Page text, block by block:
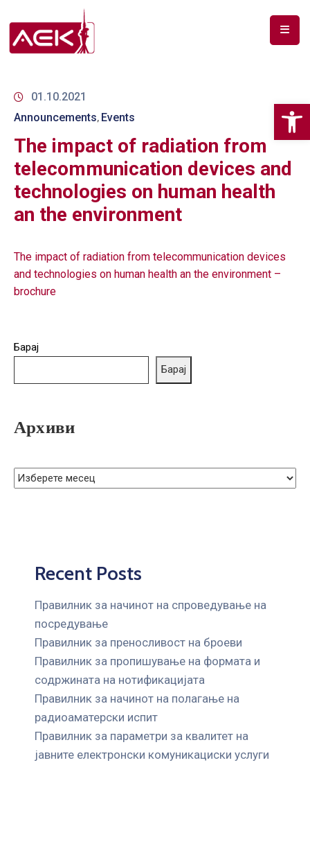
ЗА
ДОКУМЕНТИ
РФ
СПЕКТАР
ТЕЛЕКОМУНИКАЦИИ
АНАЛИЗА
КОРИСНИЦИ
01.10.2021
Announcements‚ Events
The impact of radiation from
telecommunication devices and
technologies on human health
an the environment
The impact of radiation from telecommunication devices
and technologies on human health an the environment –
brochure
Барај
Барај
Архиви
Recent Posts
Правилник за начинот на спроведување на
посредување
Правилник за преносливост на броеви
Правилник за пропишување на формата и
содржината на нотификацијата
Правилник за начинот на полагање на
радиоаматерски испит
Правилник за параметри за квалитет на
јавните елeктронски комуникациски услуги